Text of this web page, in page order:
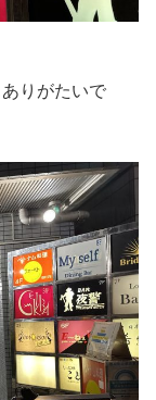
りがたいで